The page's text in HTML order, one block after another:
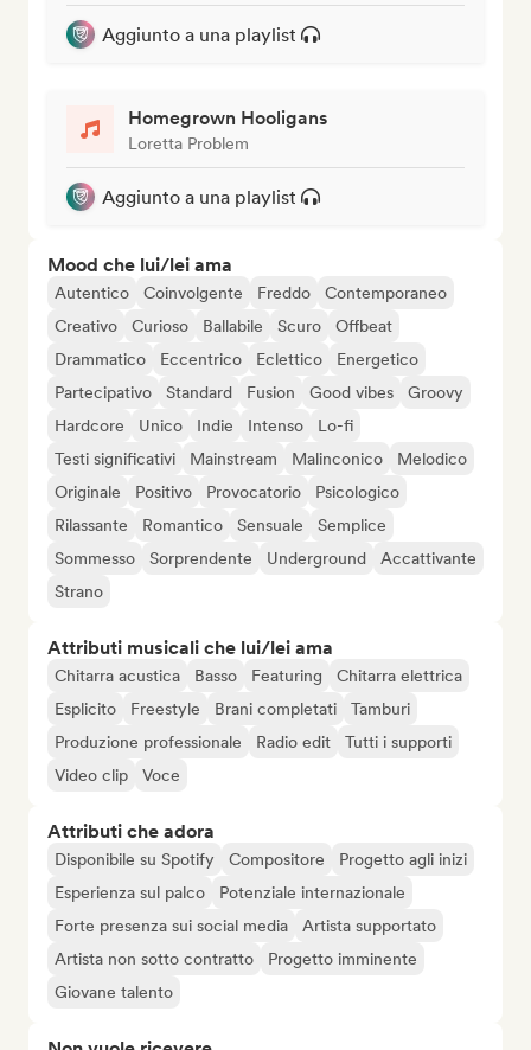
Aggiunto a una playlist
Homegrown Hooligans
Loretta Problem
Aggiunto a una playlist
Mood che lui/lei ama
Autentico Coinvolgente Freddo
Contemporaneo
Creativo
Curioso Ballabile Scuro
Offbeat
Drammatico
Eccentrico Eclettico
Energetico
Partecipativo
Standard Fusion Good vibes
Groovy
Hardcore
Unico Indie Intenso
Lo-fi
Testi significativi
Mainstream Malinconico
Melodico
Originale
Positivo Provocatorio
Psicologico
Rilassante
Romantico Sensuale
Semplice
Sommesso
Sorprendente Underground
Accattivante
Strano
Attributi musicali che lui/lei ama
Chitarra acustica Basso Featuring
Chitarra elettrica
Esplicito
Freestyle Brani completati
Tamburi
Produzione professionale
Radio edit
Tutti i supporti
Video clip
Voce
Attributi che adora
Disponibile su Spotify Compositore
Progetto agli inizi
Esperienza sul palco
Potenziale internazionale
Forte presenza sui social media
Artista supportato
Artista non sotto contratto
Progetto imminente
Giovane talento